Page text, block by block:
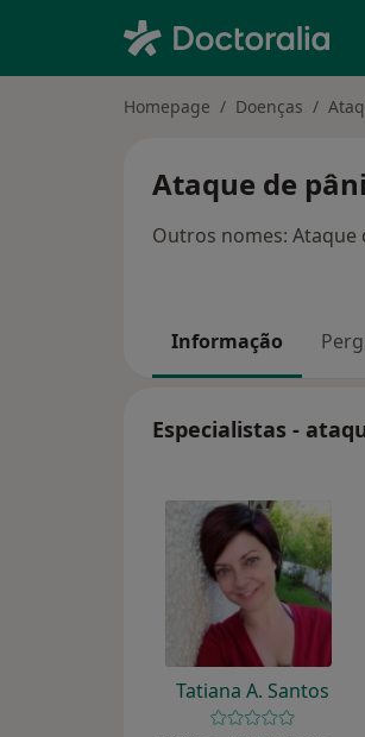
Homepage Doenças
Ataque de
Outros nomes: Ataque
Informação
Especialistas -
Tatiana A. Santos